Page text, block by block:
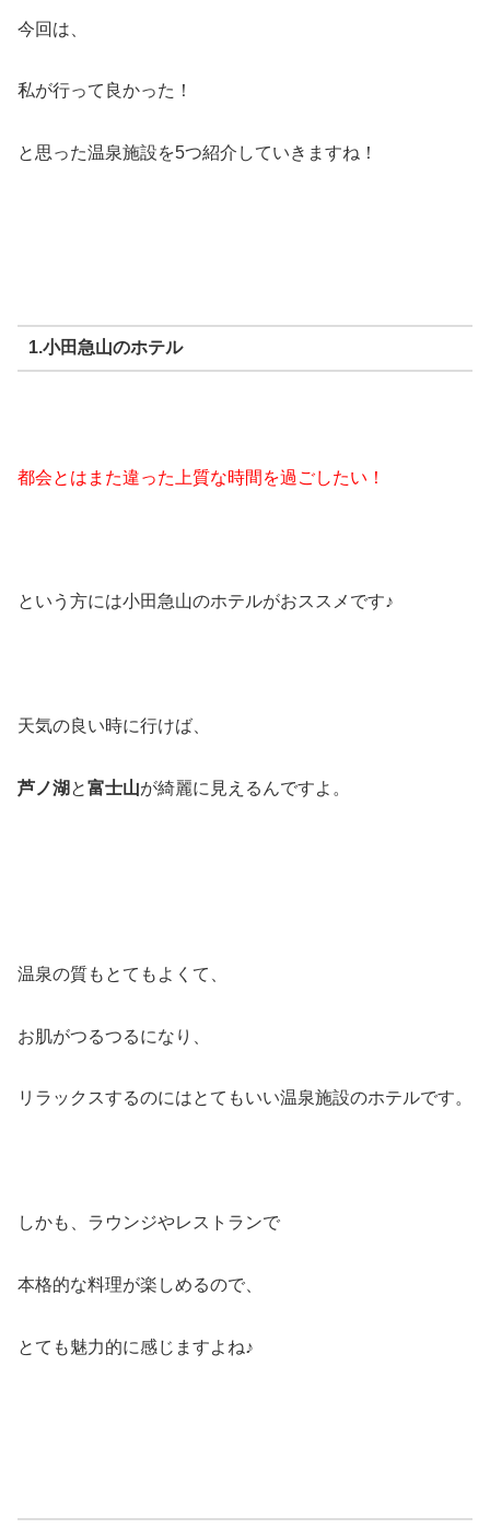
今回は、
私が行って良かった！
と思った温泉施設を5つ紹介していきますね！
1.小田急山のホテル
都会とはまた違った上質な時間を過ごしたい！
という方には小田急山のホテルがおススメです♪
天気の良い時に行けば、
芦ノ湖 と富士山が綺麗に見えるんですよ。
温泉の質もとてもよくて、
お肌がつるつるになり、
リラックスするのにはとてもいい温泉施設のホテルです。
しかも、ラウンジやレストランで
本格的な料理が楽しめるので、
とても魅力的に感じますよね♪